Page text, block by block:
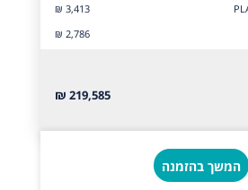
₪ 3,413
₪ 2,786
219,585 ₪
המשך בהזמנה